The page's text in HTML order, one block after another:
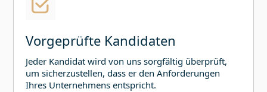
Vorgeprüfte Kandidaten
Jeder Kandidat wird von uns sorgfältig überprüft,
um sicherzustellen, dass er den Anforderungen
Ihres Unternehmens entspricht.